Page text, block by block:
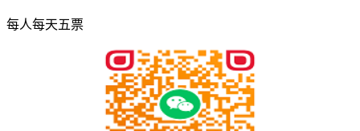
每人每天五票